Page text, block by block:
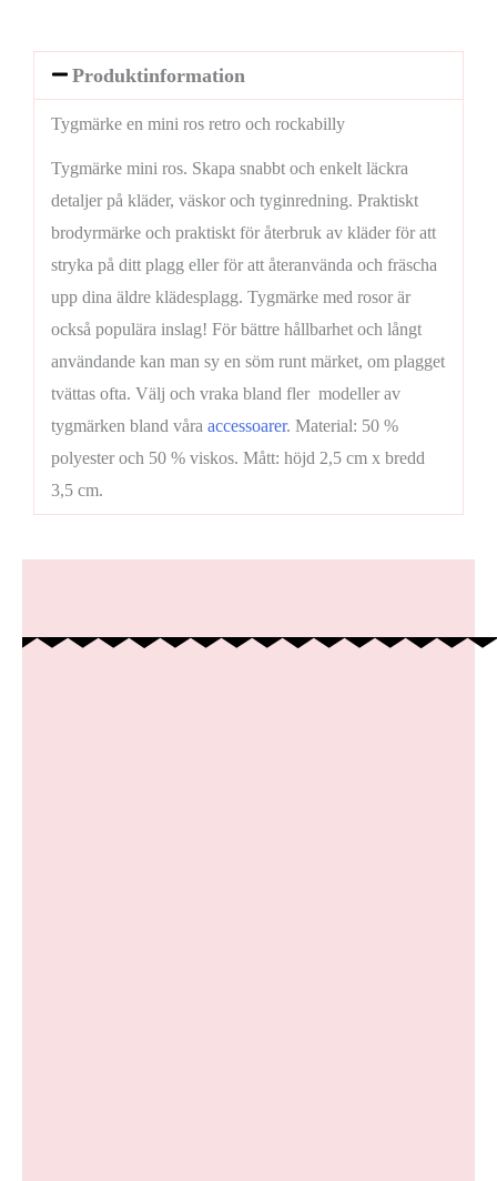
Produktinformation
Tygmärke en mini ros retro och rockabilly
Tygmärke mini ros. Skapa snabbt och enkelt läckra
detaljer på kläder, väskor och tyginredning. Praktiskt
brodyrmärke och praktiskt för återbruk av kläder för att
stryka på ditt plagg eller för att återanvända och fräscha
upp dina äldre klädesplagg. Tygmärke med rosor är
också populära inslag! För bättre hållbarhet och långt
användande kan man sy en söm runt märket, om plagget
tvättas ofta. Välj och vraka bland fler modeller av
tygmärken bland våra accessoarer. Material: 50 %
polyester och 50 % viskos. Mått: höjd 2,5 cm x bredd
3,5 cm.